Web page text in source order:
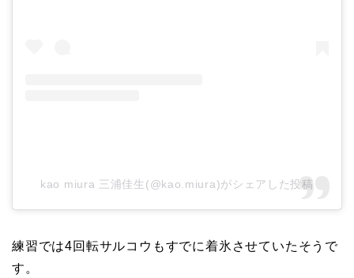
kao miura 三浦佳生(@kao.miura)がシェアした投稿
練習では4回転サルコウもすでに着氷させていたそうで
す。